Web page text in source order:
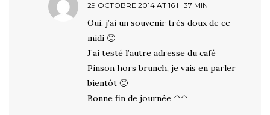
29 OCTOBRE 2014 AT 16 H 37 MIN
Oui, j’ai un souvenir très doux de ce
midi 🙂
J’ai testé l’autre adresse du café
Pinson hors brunch, je vais en parler
bientôt 🙂
Bonne fin de journée ^^